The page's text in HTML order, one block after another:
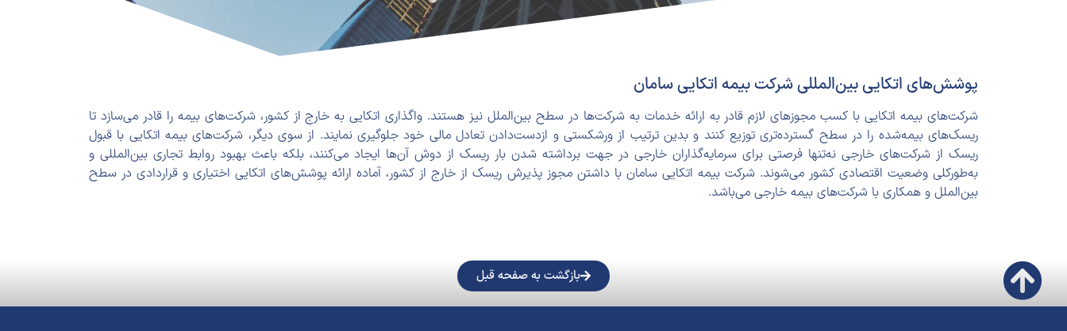
پوشش‌های اتکایی بین‌المللی شرکت بیمه اتکایی سامان
شرکت‌های بیمه اتکایی با کسب مجوز‌های لازم قادر به ارائه خدمات به شرکت‌ها در سطح بین‌الملل نیز هستند. واگذاری اتکایی به خارج از کشور، شرکت‌های بیمه را قادر می‌سازد تا
ریسک‌های بیمه‌شده را در سطح گسترده‌تری توزیع کنند و بدین ترتیب از ورشکستی و ازدست‌دادن تعادل مالی خود جلوگیری نمایند. از سوی دیگر، شرکت‌های بیمه اتکایی با قبول
ریسک از شرکت‌های خارجی نه‌تنها فرصتی برای سرمایه‌گذاران خارجی در جهت برداشته شدن بار ریسک از دوش آن‌ها ایجاد می‌کنند، بلکه باعث بهبود روابط تجاری بین‌المللی و
به‌طورکلی وضعیت اقتصادی کشور می‌شوند. شرکت بیمه اتکایی سامان با داشتن مجوز پذیرش ریسک از خارج از کشور، آماده ارائه پوشش‌های اتکایی اختیاری و قراردادی در سطح
بین‌الملل و همکاری با شرکت‌های بیمه خارجی می‌باشد.
بازگشت به صفحه قبل